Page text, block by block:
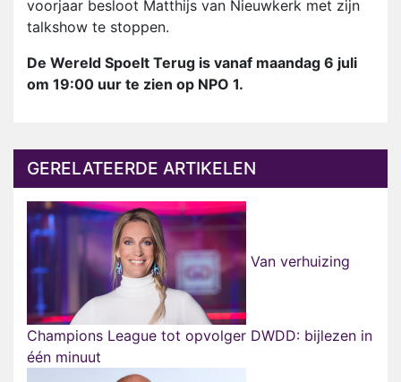
voorjaar besloot Matthijs van Nieuwkerk met zijn
talkshow te stoppen.
De Wereld Spoelt Terug is vanaf maandag 6 juli
om 19:00 uur te zien op NPO 1.
GERELATEERDE ARTIKELEN
Van verhuizing
Champions League tot opvolger DWDD: bijlezen in
één minuut